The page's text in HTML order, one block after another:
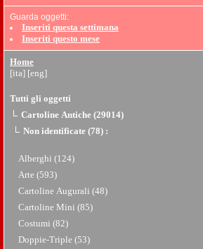
Guarda oggetti:
Inseriti questa settimana
Inseriti questo mese
Home
[ita] [eng]
Tutti gli oggetti
Cartoline Antiche (29014)
Non identificate (78) :
Alberghi (124)
Arte (593)
Cartoline Augurali (48)
Cartoline Mini (85)
Costumi (82)
Doppie-Triple (53)